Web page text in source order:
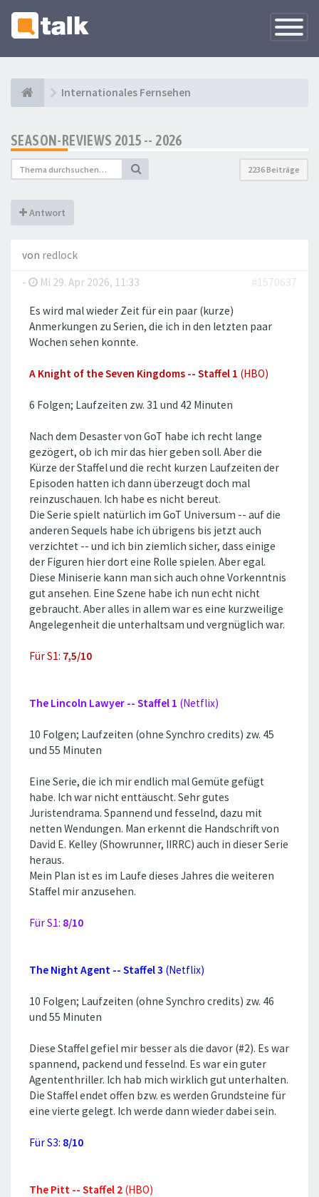
Internationales Fernsehen
SEASON-REVIEWS 2015 -- 2026
2236 Beiträge
Antwort
von redlock
-
Mi 29. Apr 2026, 11:33 #1570637
Es wird mal wieder Zeit für ein paar (kurze)
Anmerkungen zu Serien, die ich in den letzten paar
Wochen sehen konnte.
A Knight of the Seven Kingdoms -- Staffel 1 (HBO)
6 Folgen; Laufzeiten zw. 31 und 42 Minuten
Nach dem Desaster von GoT habe ich recht lange
gezögert, ob ich mir das hier geben soll. Aber die
Kürze der Staffel und die recht kurzen Laufzeiten der
Episoden hatten ich dann überzeugt doch mal
reinzuschauen. Ich habe es nicht bereut.
Die Serie spielt natürlich im GoT Universum -- auf die
anderen Sequels habe ich übrigens bis jetzt auch
verzichtet -- und ich bin ziemlich sicher, dass einige
der Figuren hier dort eine Rolle spielen. Aber egal.
Diese Miniserie kann man sich auch ohne Vorkenntnis
gut ansehen. Eine Szene habe ich nun echt nicht
gebraucht. Aber alles in allem war es eine kurzweilige
Angelegenheit die unterhaltsam und vergnüglich war.
Für S1: 7,5/10
The Lincoln Lawyer -- Staffel 1 (Netflix)
10 Folgen; Laufzeiten (ohne Synchro credits) zw. 45
und 55 Minuten
Eine Serie, die ich mir endlich mal Gemüte gefügt
habe. Ich war nicht enttäuscht. Sehr gutes
Juristendrama. Spannend und fesselnd, dazu mit
netten Wendungen. Man erkennt die Handschrift von
David E. Kelley (Showrunner, IIRRC) auch in dieser Serie
heraus.
Mein Plan ist es im Laufe dieses Jahres die weiteren
Staffel mir anzusehen.
Für S1: 8/10
The Night Agent -- Staffel 3 (Netflix)
10 Folgen; Laufzeiten (ohne Synchro credits) zw. 46
und 55 Minuten
Diese Staffel gefiel mir besser als die davor (#2). Es war
spannend, packend und fesselnd. Es war ein guter
Agententhriller. Ich hab mich wirklich gut unterhalten.
Die Staffel endet offen bzw. es werden Grundsteine für
eine vierte gelegt. Ich werde dann wieder dabei sein.
Für S3: 8/10
The Pitt -- Staffel 2 (HBO)